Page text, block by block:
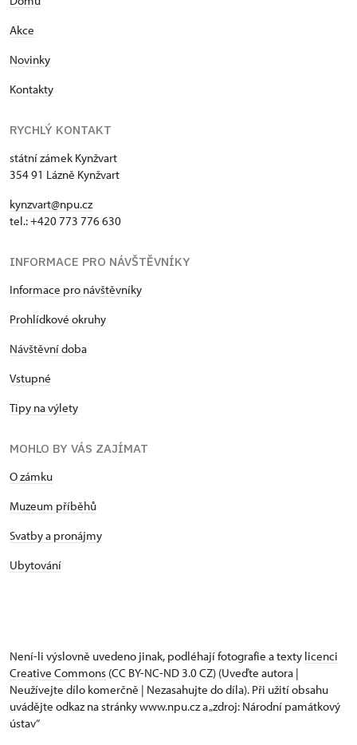
Akce
Novinky
Kontakty
RYCHLÝ KONTAKT
státní zámek Kynžvart
354 91 Lázně Kynžvart
kynzvart@npu.cz
tel.: +420 773 776 630
INFORMACE PRO NÁVŠTĚVNÍKY
Informace pro návštěvníky
Prohlídkové okruhy
Návštěvní doba
Vstupné
Tipy na výlety
MOHLO BY VÁS ZAJÍMAT
O zámku
Muzeum příběhů
Svatby a pronájmy
Ubytování
Není-li výslovně uvedeno jinak, podléhají fotografie a texty licenci
Creative Commons (CC BY-NC-ND 3.0 CZ) (Uveďte autora |
Neužívejte dílo komerčně | Nezasahujte do díla). Při užití obsahu
uvádějte odkaz na stránky www.npu.cz a „zdroj: Národní památkový
ústav“